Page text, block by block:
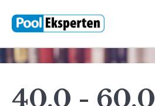
40,0 - 60,0